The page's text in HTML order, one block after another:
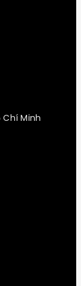
Chí Minh